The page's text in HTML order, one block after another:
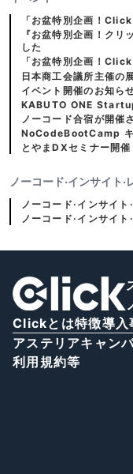
「お盆特別企画！
『お盆特別企画！ク
した
「お盆特別企画！
日本商工会議所主催の
イベント開催のお知ら
KABUTO ONE
ノーコード合宿が開催
NoCodeBootCamp キ
とやまDXセミナー開催
ノーコード·インサイト·
ノーコード·インサイ
ノーコード·インサイ
Clickとは特徴導入
アステリアキャン
利用規約等